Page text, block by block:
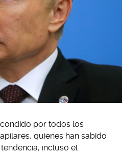
por todos los
quienes han sabido
incluso el